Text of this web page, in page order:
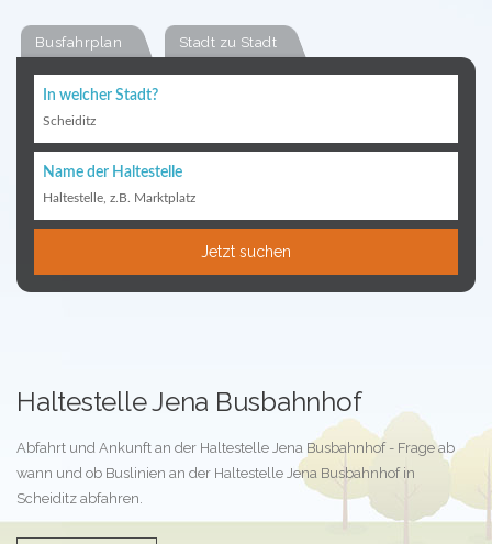
Busfahrplan Stadt zu Stadt
In welcher Stadt?
Scheiditz
Name der Haltestelle
Haltestelle, z.B. Marktplatz
Jetzt suchen
Haltestelle Jena Busbahnhof
Abfahrt und Ankunft an der Haltestelle Jena Busbahnhof - Frage ab
wann und ob Buslinien an der Haltestelle Jena Busbahnhof in
Scheiditz abfahren.